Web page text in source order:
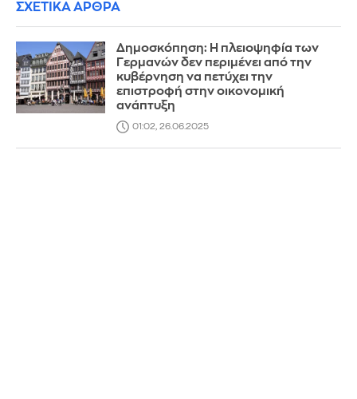
ΣΧΕΤΙΚΑ ΑΡΘΡΑ
Δημοσκόπηση: Η πλειοψηφία των
Γερμανών δεν περιμένει από την
κυβέρνηση να πετύχει την
επιστροφή στην οικονομική
ανάπτυξη
01:02, 26.06.2025